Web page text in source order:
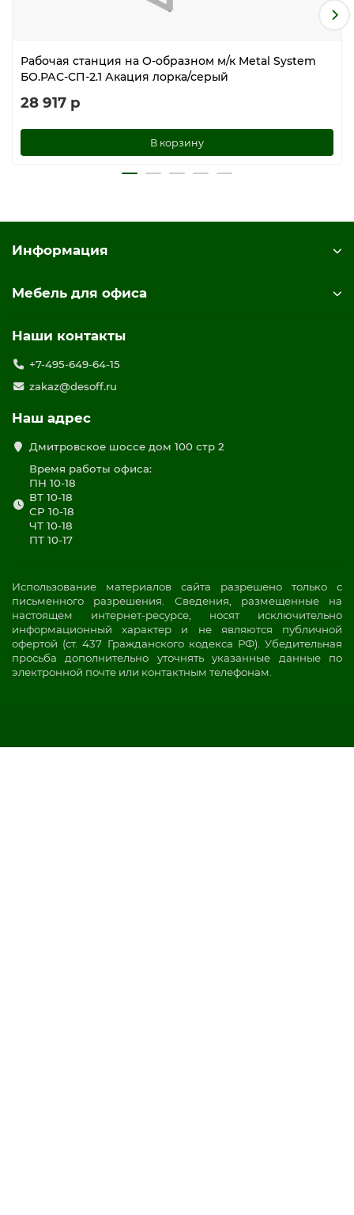
Рабочая станция на О-образном м/к Metal System
БО.РАС-СП-2.1 Акация лорка/серый
28 917 р
В корзину
Информация
Мебель для офиса
Наши контакты
+7-495-649-64-15
zakaz@desoff.ru
Наш адрес
Дмитровское шоссе дом 100 стр 2
Время работы офиса:
ПН 10-18
ВТ 10-18
СР 10-18
ЧТ 10-18
ПТ 10-17
Использование материалов сайта разрешено только с
письменного разрешения. Сведения, размещенные на
настоящем интернет-ресурсе, носят исключительно
информационный характер и не являются публичной
офертой (ст. 437 Гражданского кодекса РФ). Убедительная
просьба дополнительно уточнять указанные данные по
электронной почте или контактным телефонам.